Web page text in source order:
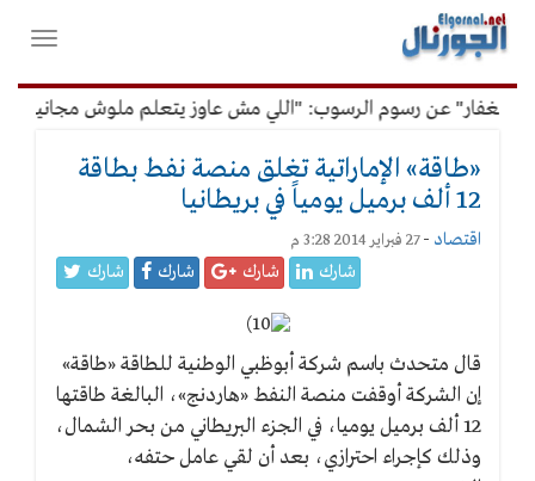
القائمة
الرئيسية
فتح
عن رسوم الرسوب: "اللي مش عاوز يتعلم ملوش مجانية"
«طاقة» الإماراتية تغلق منصة نفط بطاقة
12 ألف برميل يومياً في بريطانيا
اقتصاد -27 فبراير 2014 3:28 م
شارك شارك شارك شارك
قال متحدث باسم شركة أبوظبي الوطنية للطاقة «طاقة»
إن الشركة أوقفت منصة النفط «هاردنج»، البالغة طاقتها
12 ألف برميل يوميا، في الجزء البريطاني من بحر الشمال،
وذلك كإجراء احترازي، بعد أن لقي عامل حتفه،